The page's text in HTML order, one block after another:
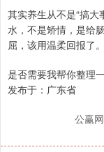
其实养生从不是“搞大
水，不是矫情，是给
屈，该用温柔回报了。
是否需要我帮你整理
发布于：广东省
公赢